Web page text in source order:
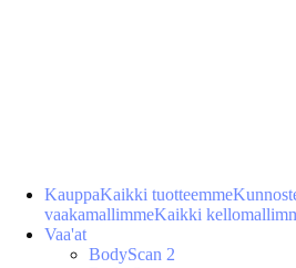
KauppaKaikki tuotteemme
vaakamallimmeKaikki
Vaa'at
BodyScan 2